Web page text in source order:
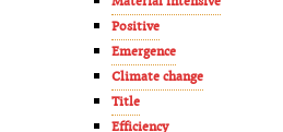
Positive
Emergence
Climate change
Title